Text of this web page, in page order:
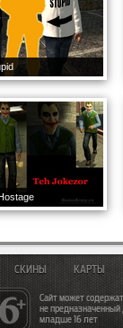
Сайт может
не
младше 16 лет
СКИНЫ КАРТЫ